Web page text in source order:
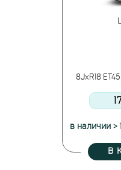
8JxR18
в наличии >
В